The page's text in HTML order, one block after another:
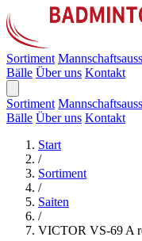
Sortiment
Bälle Über uns Kontakt
Sortiment
Bälle Über uns Kontakt
Start
/
Sortiment
/
Saiten
/
VICTOR VS-69 A